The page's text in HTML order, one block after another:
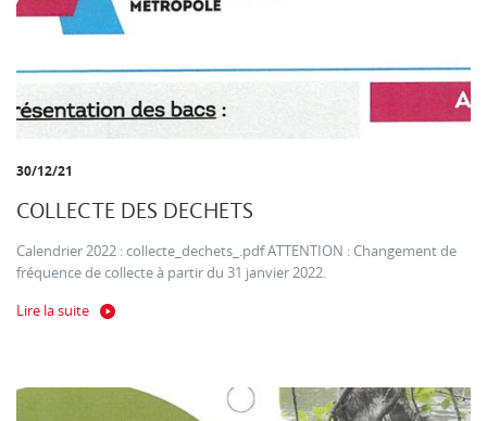
30/12/21
COLLECTE DES DECHETS
Calendrier 2022 : collecte_dechets_.pdf ATTENTION : Changement de
fréquence de collecte à partir du 31 janvier 2022.
Lire la suite